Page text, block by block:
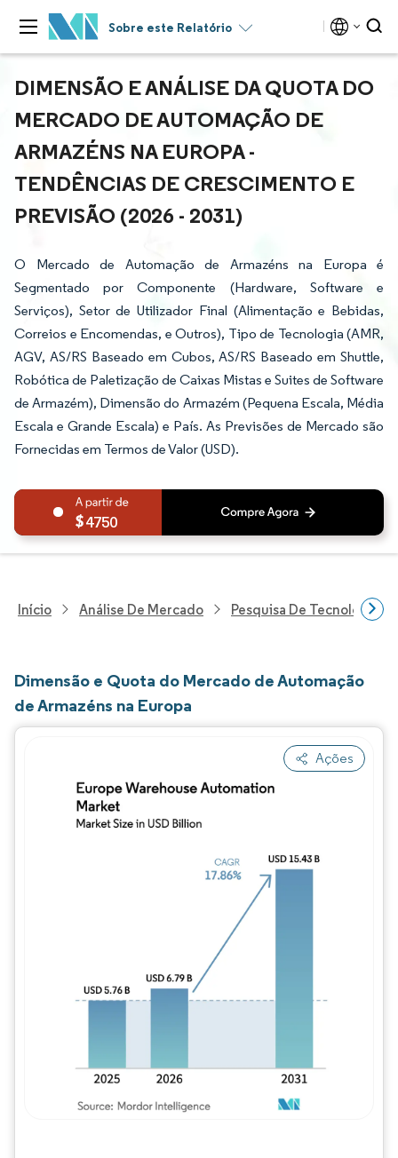
Sobre este Relatório
DIMENSÃO E ANÁLISE DA QUOTA DO
MERCADO DE AUTOMAÇÃO DE
ARMAZÉNS NA EUROPA -
TENDÊNCIAS DE CRESCIMENTO E
PREVISÃO (2026 - 2031)
O Mercado de Automação de Armazéns na Europa é
Segmentado por Componente (Hardware, Software e
Serviços), Setor de Utilizador Final (Alimentação e Bebidas,
Correios e Encomendas, e Outros), Tipo de Tecnologia (AMR,
AGV, AS/RS Baseado em Cubos, AS/RS Baseado em Shuttle,
Robótica de Paletização de Caixas Mistas e Suites de Software
de Armazém), Dimensão do Armazém (Pequena Escala, Média
Escala e Grande Escala) e País. As Previsões de Mercado são
Fornecidas em Termos de Valor (USD).
4750
Início Análise De Mercado Pesquisa De Tecnologia,
Dimensão e Quota do Mercado de Automação
de Armazéns na Europa
Ações
Imagem © Mordor Intelligence. O reuso